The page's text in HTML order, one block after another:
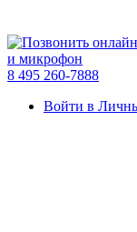
8 495 260-7888
Войти в